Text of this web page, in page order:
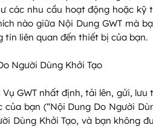
các nhu cầu hoạt động hoặc
nào giữa Nội Dung GWT mà
tin liên quan đến thiết bị của bạn.
Người Dùng Khởi Tạo
GWT nhất định, tải lên, gửi,
của bạn (“Nội Dung Do Người
Dùng Khởi Tạo, và bạn không